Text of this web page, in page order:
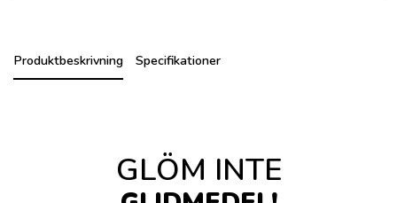
Produktbeskrivning Specifikationer
GLÖM INTE